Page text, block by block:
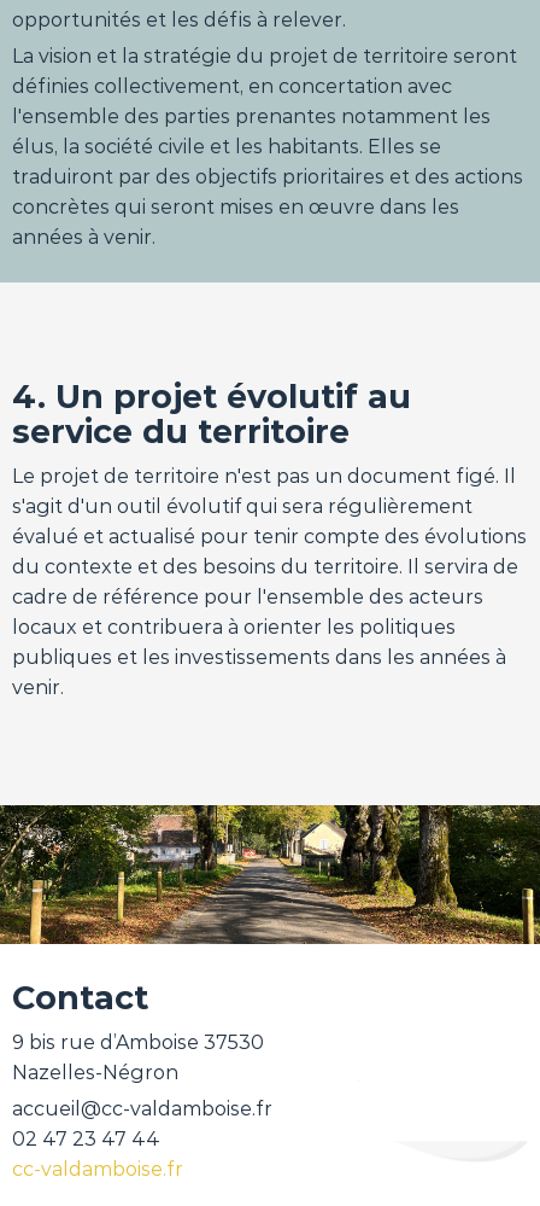
opportunités et les défis à relever.
La vision et la stratégie du projet de territoire seront
définies collectivement, en concertation avec
l'ensemble des parties prenantes notamment les
élus, la société civile et les habitants. Elles se
traduiront par des objectifs prioritaires et des actions
concrètes qui seront mises en œuvre dans les
années à venir.
4. Un projet évolutif au
service du territoire
Le projet de territoire n'est pas un document figé. Il
s'agit d'un outil évolutif qui sera régulièrement
évalué et actualisé pour tenir compte des évolutions
du contexte et des besoins du territoire. Il servira de
cadre de référence pour l'ensemble des acteurs
locaux et contribuera à orienter les politiques
publiques et les investissements dans les années à
venir.
Contact
9 bis rue d’Amboise 37530
Nazelles-Négron
accueil@cc-valdamboise.fr
02 47 23 47 44
cc-valdamboise.fr